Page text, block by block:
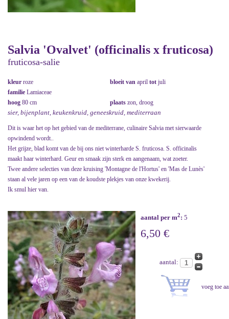
Salvia 'Ovalvet' (officinalis x fruticosa)
fruticosa-salie
kleur roze bloeit van april tot juli
familie Lamiaceae
hoog 80 cm plaats zon, droog
sier, bijenplant, keukenkruid, geneeskruid, mediterraan
Dit is waar het op het gebied van de mediterrane, culinaire Salvia met sierwaarde
opwindend wordt..
Het grijze, blad komt van de bij ons niet winterharde S. fruticosa. S. officinalis
maakt haar winterhard. Geur en smaak zijn sterk en aangenaam, wat zoeter.
Twee andere selecties van deze kruising 'Montagne de l'Hortus' en 'Mas de Lunès'
staan al vele jaren op een van de koudste plekjes van onze kwekerij.
Ik smul hier van.
aantal per m2: 5
6,50 €
aantal: